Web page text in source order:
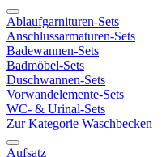
Ablaufgarnituren-Sets
Anschlussarmaturen-Sets
Badewannen-Sets
Badmöbel-Sets
Duschwannen-Sets
Vorwandelemente-Sets
WC- & Urinal-Sets
Zur Kategorie Waschbecken
Aufsatz